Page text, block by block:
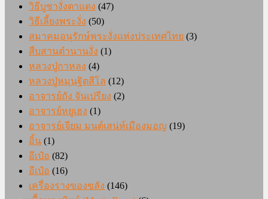
วิธีบูชางั่งตาแดง (47)
วิธีเลี้ยงพระงั่ง (50)
สมาคมอนุรักษ์พระงั่งแห่งประเทศไทย (3)
สืบสานตำนานงั่ง (1)
หลวงปู่กาหลง (4)
หลวงปู่หมุนฐิตสีโล (12)
อาจารย์ถัง จันเปรียง (2)
อาจารย์หยูเฮง (1)
อาจารย์เจียม มนต์เสน่ห์เมืองมอญ (19)
อิ้น (1)
อีเป๋อ (82)
อีเป๋อ (16)
เครื่องรางของขลัง (146)